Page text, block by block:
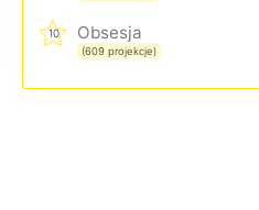
10 Obsesja
(609 projekcje)